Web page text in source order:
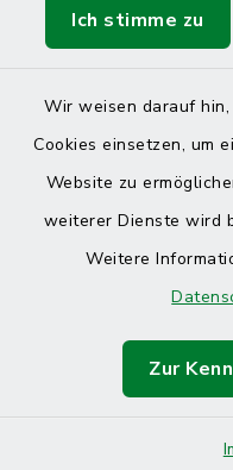
Ich stimme zu
Wir weisen darauf
Cookies einsetzen, um
Website zu
weiterer Dienste wird
Weitere
Zur